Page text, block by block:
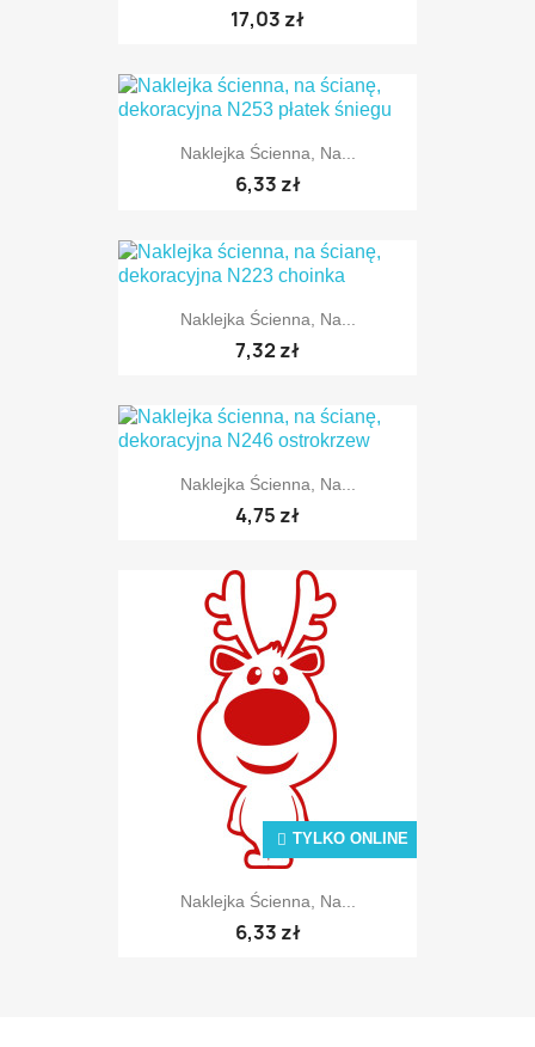
17,03 zł
Naklejka Ścienna, Na...
6,33 zł
TYLKO ONLINE
Naklejka Ścienna, Na...
7,32 zł
TYLKO ONLINE
Naklejka Ścienna, Na...
4,75 zł
TYLKO ONLINE
Naklejka Ścienna, Na...
6,33 zł
TYLKO ONLINE